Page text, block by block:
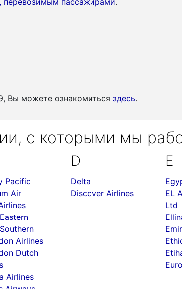
перевозимым пассажирами.
Вы можете ознакомиться здесь.
с которыми мы
Pacific
Air
Airlines
Dutch
Airlines
D
Delta
Discover Airlines
E
EL
Ltd